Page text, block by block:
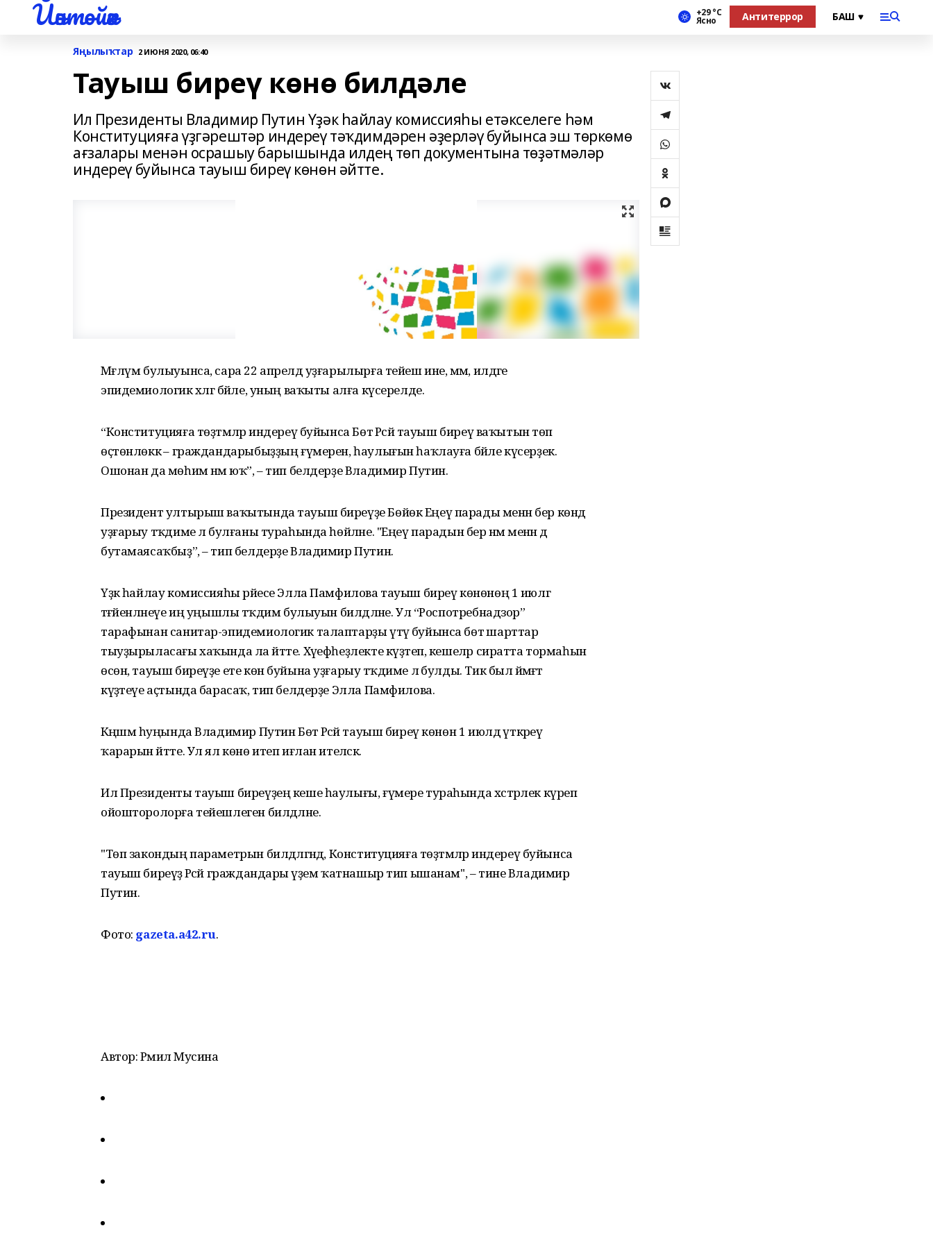
Йәнтөйәк +29 °С
Ясно Антитеррор
Яңылыҡтар 2 ИЮНЯ 2020, 06:40
Тауыш биреү көнө билдәле
Ил Президенты Владимир Путин Үҙәк һайлау комиссияһы етәкселеге һәм
Конституцияға үҙгәрештәр индереү тәҡдимдәрен әҙерләү буйынса эш төркөмө
ағзалары менән осрашыу барышында илдең төп документына төҙәтмәләр
индереү буйынса тауыш биреү көнөн әйтте.
Мәғлүм булыуынса, сара 22 апрелдә уҙғарылырға тейеш ине, әммә, илдәге
эпидемиологик хәлгә бәйле, уның ваҡыты алға күсерелде.
“Конституцияға төҙәтмәләр индереү буйынса Бөтә Рәсәй тауыш биреү ваҡытын төп
өҫтөнлөккә – граждандарыбыҙҙың ғүмерен, һаулығын һаҡлауға бәйле күсерҙек.
Ошонан да мөһим нәмә юҡ”, – тип белдерҙе Владимир Путин.
Президент ултырыш ваҡытында тауыш биреүҙе Бөйөк Еңеү парады менән бер көндә
уҙғарыу тәҡдиме лә булғаны тураһында һөйләне. "Еңеү парадын бер нәмә менән дә
бутамаясаҡбыҙ”, – тип белдерҙе Владимир Путин.
Үҙәк һайлау комиссияһы рәйесе Элла Памфилова тауыш биреү көнөнөң 1 июлгә
тәғәйенләнеүе иң уңышлы тәҡдим булыуын билдәләне. Ул “Роспотребнадзор”
тарафынан санитар-эпидемиологик талаптарҙы үтәү буйынса бөтә шарттар
тыуҙырыласағы хаҡында ла әйтте. Хәүефһеҙлекте күҙәтеп, кешеләр сиратта тормаһын
өсөн, тауыш биреүҙе ете көн буйына уҙғарыу тәҡдиме лә булды. Тик был йәмәғәт
күҙәтеүе аҫтында барасаҡ, тип белдерҙе Элла Памфилова.
Кәңәшмә һуңында Владимир Путин Бөтә Рәсәй тауыш биреү көнөн 1 июлдә үткәреү
ҡарарын әйтте. Ул ял көнө итеп иғлан ителәсәк.
Ил Президенты тауыш биреүҙең кеше һаулығы, ғүмере тураһында хәстәрлек күреп
ойошторолорға тейешлеген билдәләне.
"Төп закондың параметрын билдәләгәндә, Конституцияға төҙәтмәләр индереү буйынса
тауыш биреүҙә Рәсәй граждандары әүҙем ҡатнашыр тип ышанам", – тине Владимир
Путин.
Фото: gazeta.a42.ru.
Автор: Рәмилә Мусина